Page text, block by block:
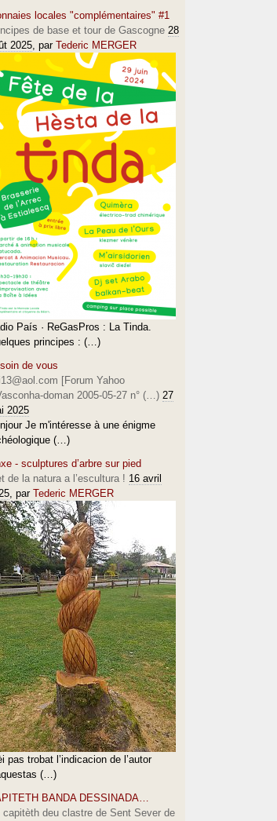
locales "complémentaires" #1
de base et tour de Gascogne 28
2025, par Tederic MERGER
País · ReGasPros : La Tinda.
principes : (…)
de vous
[Forum Yahoo
doman 2005-05-27 n° (…) 27
2025
Je m'intéresse à une énigme
(…)
- sculptures d’arbre sur pied
de la natura a l’escultura ! 16 avril
, par Tederic MERGER
pas trobat l’indicacion de l’autor
(…)
BANDA DESSINADA…
capitèth deu clastre de Sent Sever de